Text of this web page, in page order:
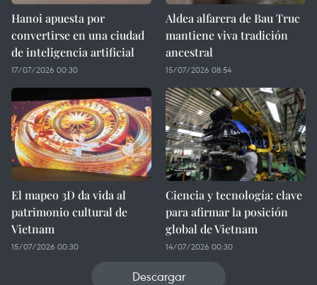
Hanoi apuesta por
convertirse en una ciudad
de inteligencia artificial
17/07/2026 00:30
Aldea alfarera de Bau Truc
mantiene viva tradición
ancestral
15/07/2026 08:54
El mapeo 3D da vida al
patrimonio cultural de
Vietnam
15/07/2026 00:30
Ciencia y tecnología: clave
para afirmar la posición
global de Vietnam
14/07/2026 00:30
Descargar